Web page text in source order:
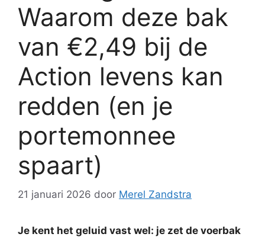
Waarom deze bak
van €2,49 bij de
Action levens kan
redden (en je
portemonnee
spaart)
21 januari 2026 door Merel Zandstra
Je kent het geluid vast wel: je zet de voerbak